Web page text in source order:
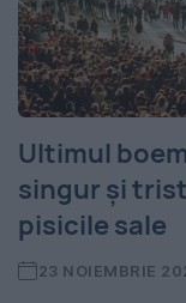
Ultimul
singur și
pisicile sale
23 NOIEMBRIE